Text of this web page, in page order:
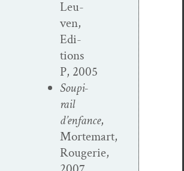
Leu­
ven,
Edi­
tions
P, 2005
Soupi­
rail
d’enfance,
Mortemart,
Rougerie,